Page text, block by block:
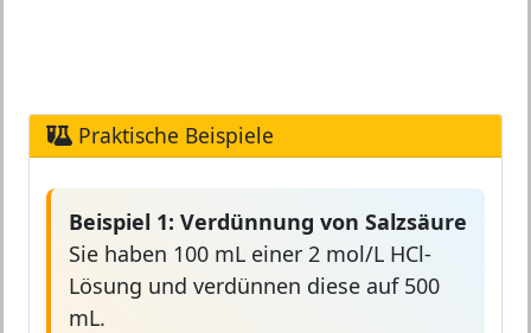
Praktische Beispiele
Beispiel 1: Verdünnung von Salzsäure
Sie haben 100 mL einer 2 mol/L HCl-
Lösung und verdünnen diese auf 500
mL.